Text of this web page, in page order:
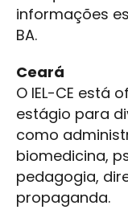
informações
BA.
Ceará
O IEL-CE está
estágio para
como
biomedicina,
pedagogia,
propaganda.